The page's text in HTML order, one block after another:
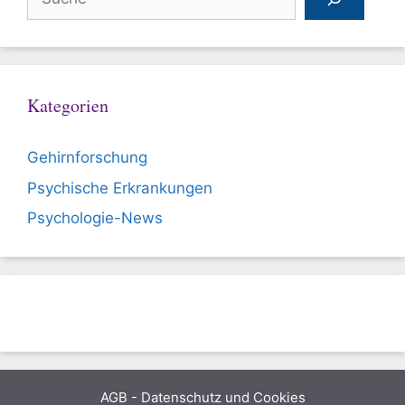
Kategorien
Gehirnforschung
Psychische Erkrankungen
Psychologie-News
AGB - Datenschutz und Cookies